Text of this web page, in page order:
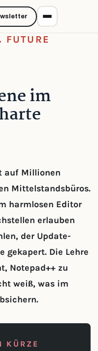
im
auf Millionen
Mittelstandsbüros.
harmlosen Editor
erlauben
der Update-
gekapert. Die Lehre
Notepad++ zu
weiß, was im
KÜRZE